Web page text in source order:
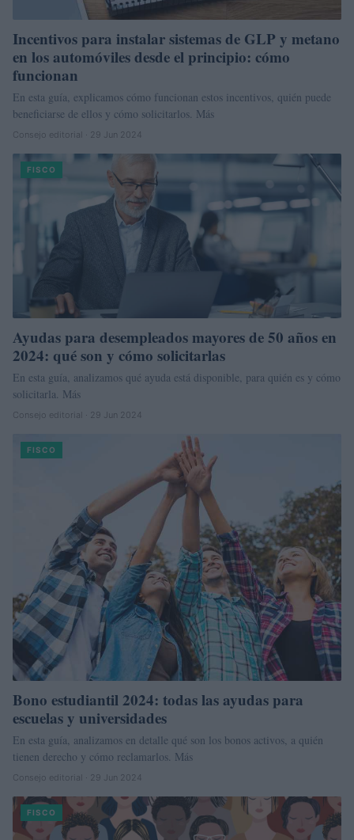
Incentivos para instalar sistemas de GLP y metano
en los automóviles desde el principio: cómo
funcionan
En esta guía, explicamos cómo funcionan estos incentivos, quién puede
beneficiarse de ellos y cómo solicitarlos. Más
Consejo editorial · 29 Jun 2024
FISCO
Ayudas para desempleados mayores de 50 años en
2024: qué son y cómo solicitarlas
En esta guía, analizamos qué ayuda está disponible, para quién es y cómo
solicitarla. Más
Consejo editorial · 29 Jun 2024
FISCO
Bono estudiantil 2024: todas las ayudas para
escuelas y universidades
En esta guía, analizamos en detalle qué son los bonos activos, a quién
tienen derecho y cómo reclamarlos. Más
Consejo editorial · 29 Jun 2024
FISCO